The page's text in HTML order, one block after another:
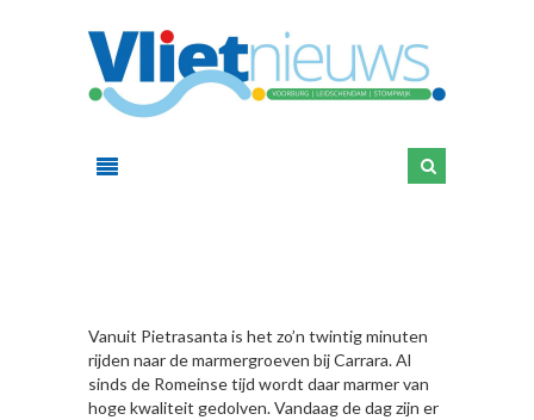
Vanuit Pietrasanta is het zo’n twintig minuten
rijden naar de marmergroeven bij Carrara. Al
sinds de Romeinse tijd wordt daar marmer van
hoge kwaliteit gedolven. Vandaag de dag zijn er